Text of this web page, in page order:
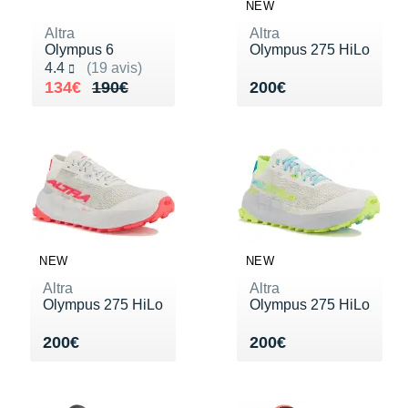
Altra
Olympus 6
4.4
(19 avis)
Noté 4.4 sur 5
190€
Au lieu de 190€
134€
Vendu 134€
NEW
Altra
Olympus 275 HiLo
200€
Vendu 200€
NEW
Altra
Olympus 275 HiLo
200€
Vendu 200€
NEW
Altra
Olympus 275 HiLo
200€
Vendu 200€
Reebok
Salomon
Saxx
Scarpa
Scott
Shokz
Sidas
Smoon